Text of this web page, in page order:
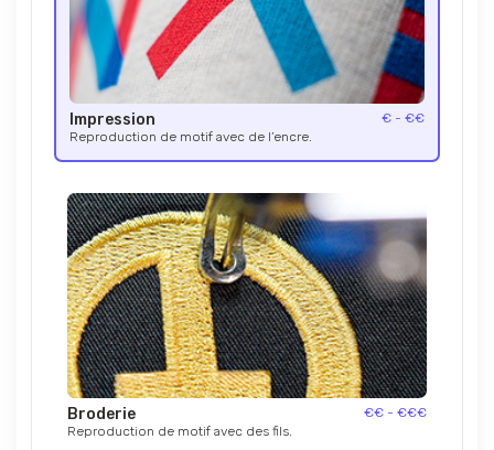
Impression
€ - €€
Reproduction de motif avec de l’encre.
Broderie
€€ - €€€
Reproduction de motif avec des fils.